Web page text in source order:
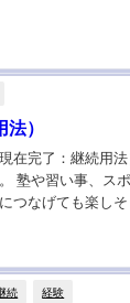
）
在完了：継続用
塾や習い事、ス
つなげても楽し
続 経験